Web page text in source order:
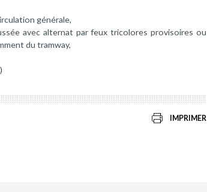
générale,
avec alternat par feux tricolores provisoires ou
du tramway,
IMPRIMER